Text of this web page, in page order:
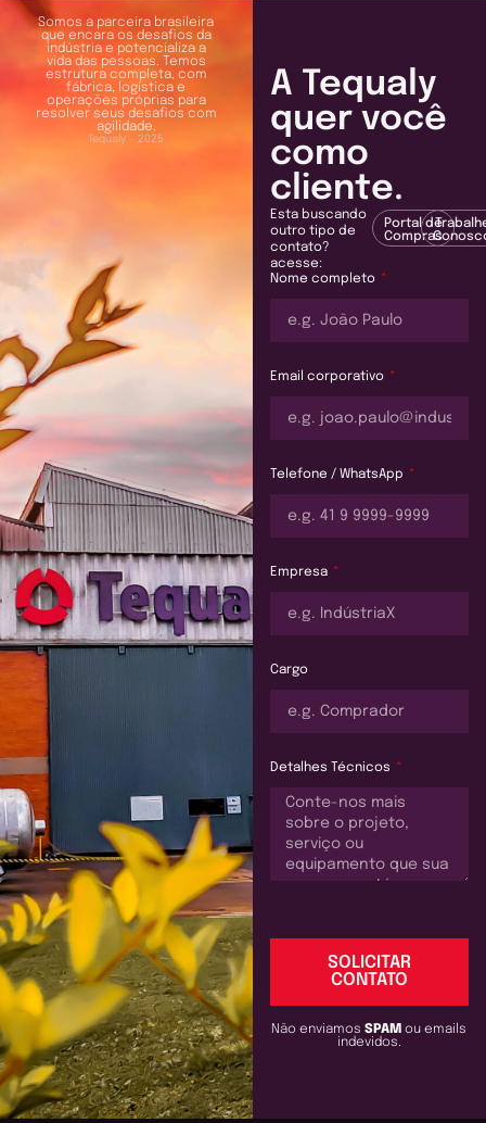
Somos a parceira brasileira
que encara os desafios da
indústria e potencializa a
vida das pessoas. Temos
estrutura completa, com
fábrica, logística e
operações próprias para
resolver seus desafios com
agilidade.
Tequaly - 2025
A Tequaly
quer você
como
cliente.
Esta buscando
outro tipo de
contato?
acesse:
Portal de
Compras
Nome completo
Email corporativo
Telefone / WhatsApp
Empresa
Cargo
Detalhes Técnicos
SOLICITAR
CONTATO
Não enviamosSPAMou emails
indevidos.